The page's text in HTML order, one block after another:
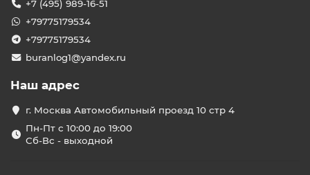
+7 (495) 989-16-51
+79775179534
+79775179534
buranlog1@yandex.ru
Наш адрес
г. Москва Автомобильный проезд 10 стр 4
Пн-Пт с 10:00 до 19:00
Сб-Вс - выходной